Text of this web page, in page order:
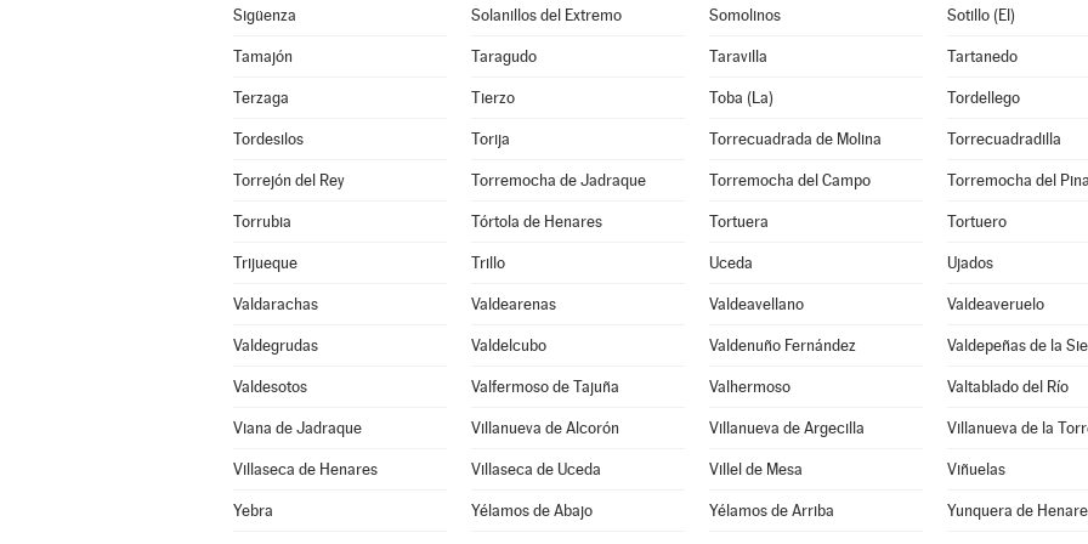
Sigüenza Solanillos del Extremo Somolinos Sotillo (El)
Tamajón Taragudo Taravilla Tartanedo
Terzaga Tierzo Toba (La) Tordellego
Tordesilos Torija Torrecuadrada de Molina Torrecuadradilla
Torrejón del Rey Torremocha de Jadraque Torremocha del Campo Torremocha del
Torrubia Tórtola de Henares Tortuera Tortuero
Trijueque Trillo Uceda Ujados
Valdarachas Valdearenas Valdeavellano Valdeaveruelo
Valdegrudas Valdelcubo Valdenuño Fernández Valdepeñas de la
Valdesotos Valfermoso de Tajuña Valhermoso Valtablado del Río
Viana de Jadraque Villanueva de Alcorón Villanueva de Argecilla Villanueva de la
Villaseca de Henares Villaseca de Uceda Villel de Mesa Viñuelas
Yebra Yélamos de Abajo Yélamos de Arriba Yunquera de